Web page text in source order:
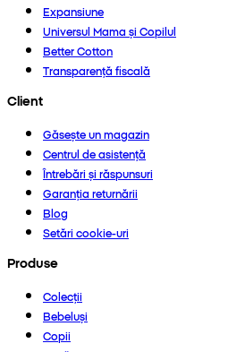
Expansiune
Universul Mama și Copilul
Better Cotton
Transparență fiscală
Client
Găsește un magazin
Centrul de asistență
Întrebări și răspunsuri
Garanția returnării
Blog
Setări cookie-uri
Produse
Colecții
Bebeluși
Copii